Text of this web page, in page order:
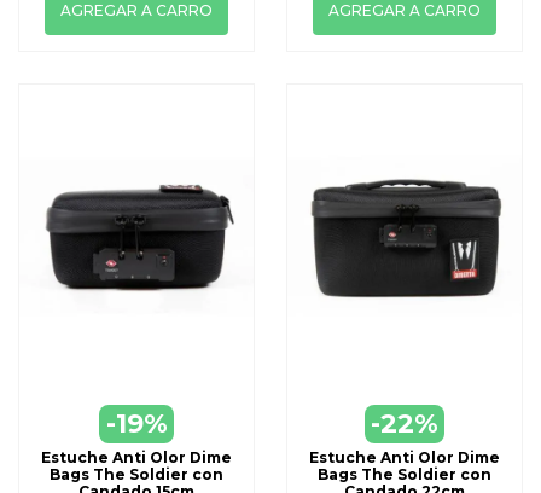
AGREGAR A CARRO AGREGAR A CARRO
-19%
Estuche Anti Olor Dime
Bags The Soldier con
-22%
Estuche Anti Olor Dime
Bags The Soldier con